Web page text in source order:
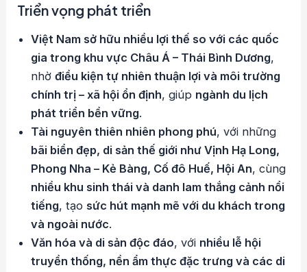
Triển vọng phát triển
Việt Nam sở hữu nhiều lợi thế so với các quốc
gia trong khu vực Châu Á – Thái Bình Dương,
nhờđiều kiện tự nhiên thuận lợi và môi trường
chính trị – xã hội ổn định, giúp ngành du lịch
phát triển bền vững.
Tài nguyên thiên nhiên phong phú, với những
bãi biển đẹp, di sản thế giới như Vịnh Hạ Long,
Phong Nha – Kẻ Bàng, Cố đô Huế, Hội An, cùng
nhiều khu sinh thái và danh lam thắng cảnh nổi
tiếng, tạo sức hút mạnh mẽ với du khách trong
và ngoài nước.
Văn hóa và di sản độc đáo, với nhiều lễ hội
truyền thống, nền ẩm thực đặc trưng và các di